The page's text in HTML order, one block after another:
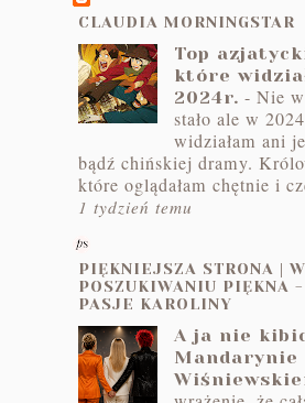
CLAUDIA MORNINGSTAR
Top
które
2024r. - Nie
stało ale w
widziałam ani
bądź chińskiej dramy.
które oglądałam chętnie i
1 tydzień temu
PIĘKNIEJSZA STRONA | W
POSZUKIWANIU PIĘKNA -
PASJE KAROLINY
A ja nie
Mandarynie